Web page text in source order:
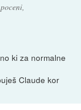
ki za normalne
Claude kor